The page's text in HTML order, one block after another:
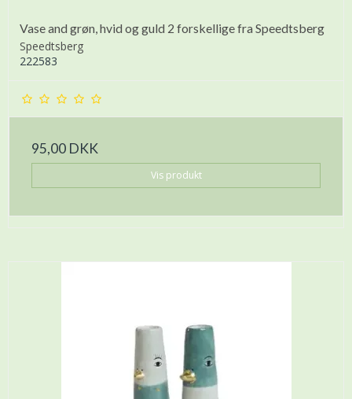
Vase and grøn, hvid og guld 2 forskellige fra Speedtsberg
Speedtsberg
222583
95,00 DKK
Vis produkt